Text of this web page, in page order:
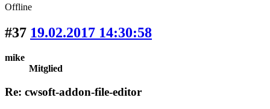
Offline
#37 19.02.2017 14:30:58
mike
Mitglied
Re: cwsoft-addon-file-editor